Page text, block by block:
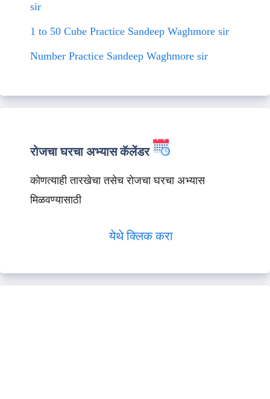
sir
1 to 50 Cube Practice Sandeep Waghmore sir
Number Practice Sandeep Waghmore sir
रोजचा घरचा अभ्यास कॅलेंडर
कोणत्याही तारखेचा तसेच रोजचा घरचा अभ्यास
मिळवण्यासाठी
येथे क्लिक करा